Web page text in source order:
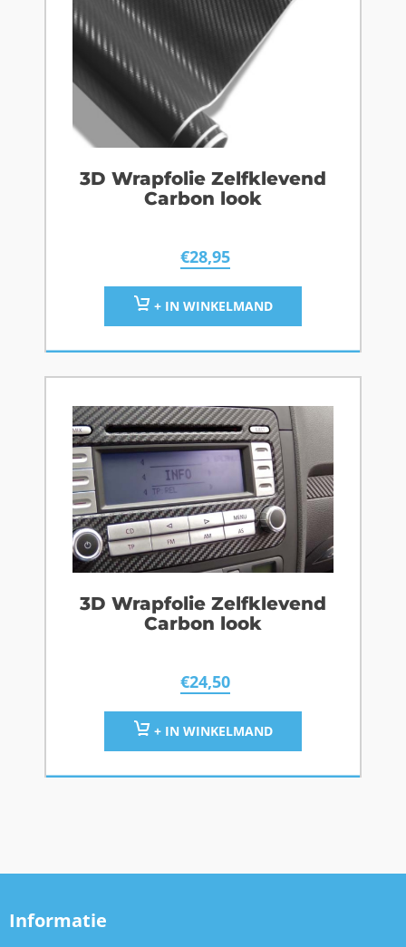
3D Wrapfolie Zelfklevend
Carbon look
€28,95
+ IN WINKELMAND
3D Wrapfolie Zelfklevend
Carbon look
€24,50
+ IN WINKELMAND
Informatie